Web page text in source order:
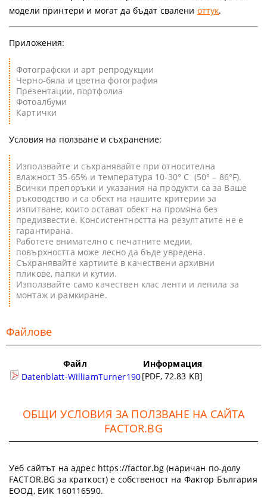
модели принтери и могат да бъдат свалени оттук.
Приложения:
Фотографски и арт репродукции
Черно-бяла и цветна фотография
Презентации, портфолиа
Фотоалбуми
Картички
Условия на ползване и съхранение:
Използвайте и съхранявайте при относителна
влажност 35-65% и температура 10-30° C (50° – 86°F).
Всички препоръки и указания на продукти са за Ваше
ръководство и са обект на нашите критерии за
изпитване, които остават обект на промяна без
предизвестие. Консистентността на резултатите не е
гарантирана.
Работете внимателно с печатните медии,
повърхността може лесно да бъде увредена.
Съхранявайте хартиите в качествени архивни
пликове, папки и кутии.
Използвайте само качествен клас ленти и лепила за
монтаж и рамкиране.
Файлове
Файл
Информация
Datenblatt-WilliamTurner190[PDF, 72.83 KB]
ОБЩИ УСЛОВИЯ ЗА ПОЛЗВАНЕ НА САЙТА
FACTOR.BG
Уеб сайтът на адрес https://factor.bg (наричан по-долу
FACTOR.BG за краткост) е собственост на Фактор България
ЕООД, ЕИК 160116590.